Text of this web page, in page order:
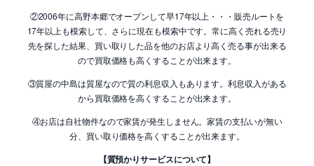
②2006年に高野本郷でオープンして早17年以上・・・販売ルートを
17年以上も模索して、さらに現在も模索中です。常に高く売れる売り
先を探した結果、買い取りした品を他のお店より高く売る事が出来る
ので買取価格も高くすることが出来ます。
③質屋の中島は質屋なので質の利息収入もあります。利息収入がある
から買取価格を高くすることが出来ます。
④お店は自社物件なので家賃が発生しません。家賃の支払いが無い
分、買い取り価格を高くすることが出来ます。
【質預かりサービスについて】